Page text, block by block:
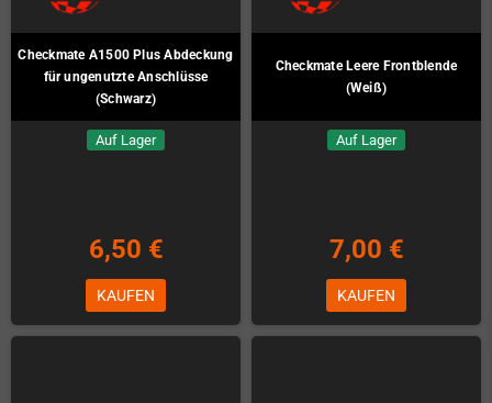
Checkmate A1500 Plus Abdeckung
für ungenutzte Anschlüsse
(Schwarz)
Auf Lager
6,50 €
KAUFEN
Checkmate Leere Frontblende
(Weiß)
Auf Lager
7,00 €
KAUFEN